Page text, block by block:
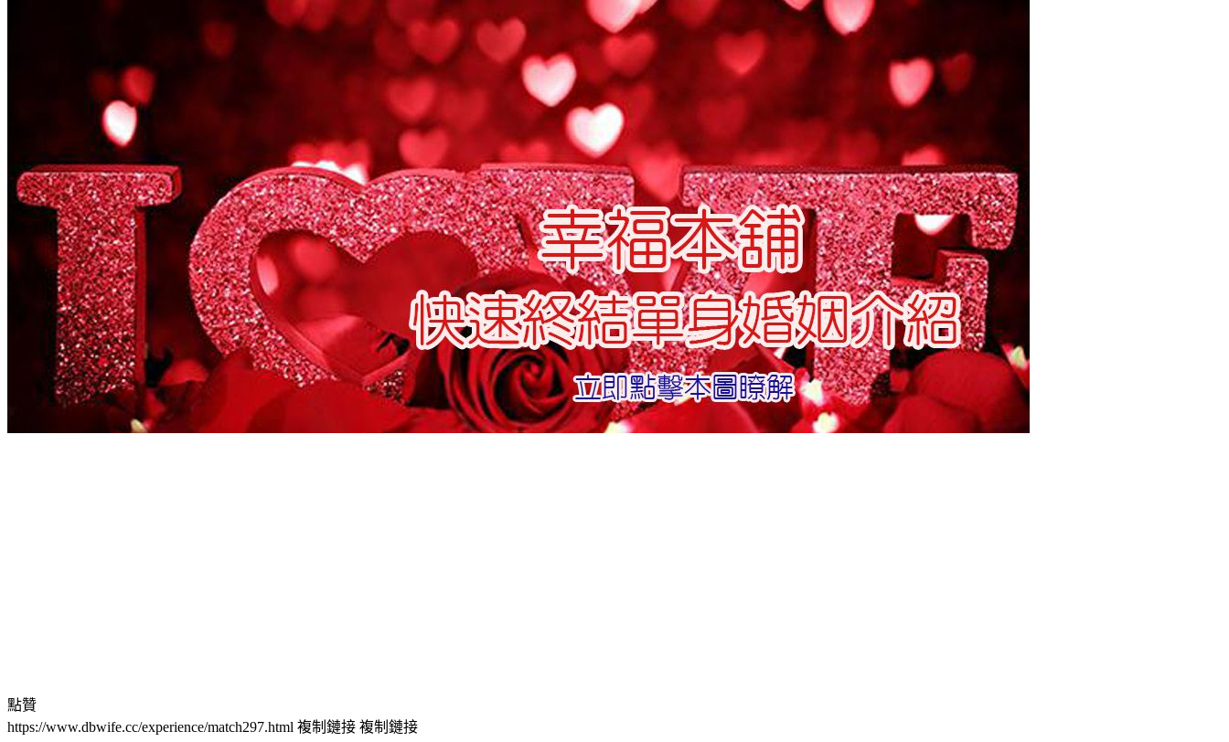
點贊
https://www.dbwife.cc/experience/match297.html 複制鏈接 複制鏈接